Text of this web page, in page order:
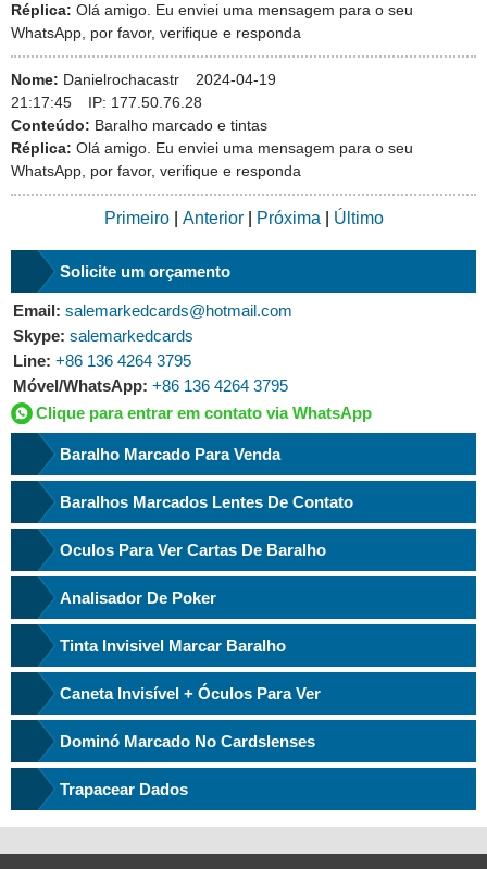
Réplica: Olá amigo. Eu enviei uma mensagem para o seu
WhatsApp, por favor, verifique e responda
Nome: Danielrochacastr
2024-04-19
21:17:45
IP: 177.50.76.28
Conteúdo: Baralho marcado e tintas
Réplica: Olá amigo. Eu enviei uma mensagem para o seu
WhatsApp, por favor, verifique e responda
Primeiro| Anterior| Próxima Último
Solicite um orçamento
Email: salemarkedcards@hotmail.com
Skype: salemarkedcards
Line: +86 136 4264 3795
Móvel/WhatsApp: +86 136 4264 3795
Clique para entrar em contato via WhatsApp
Baralho Marcado Para Venda
Baralhos Marcados Lentes De Contato
Oculos Para Ver Cartas De Baralho
Analisador De Poker
Tinta Invisivel Marcar Baralho
Caneta Invisível + Óculos Para Ver
Dominó Marcado No Cardslenses
Trapacear Dados